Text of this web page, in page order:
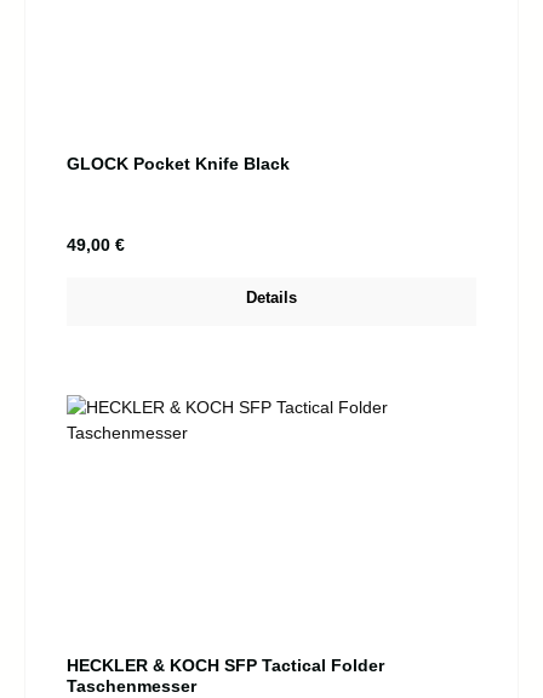
GLOCK Pocket Knife Black
Regulärer Preis:
49,00 €
Details
HECKLER & KOCH SFP Tactical Folder
Taschenmesser